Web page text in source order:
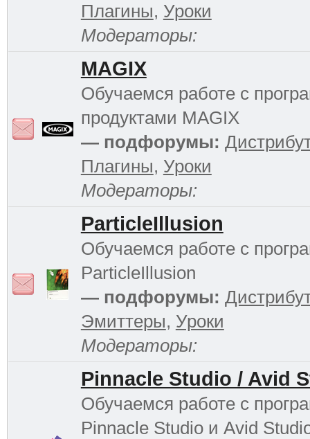
Плагины, Уроки
Модераторы:
MAGIX
Обучаемся работе с
продуктами MAGIX
— подфорумы:
Плагины, Уроки
Модераторы:
ParticleIllusion
Обучаемся работе с
ParticleIllusion
— подфорумы:
Эмиттеры, Уроки
Модераторы:
Pinnacle Studio / Avid
Обучаемся работе с
Pinnacle Studio и Avid